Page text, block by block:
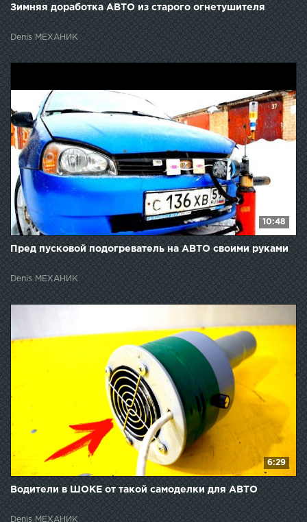
Зимняя доработка АВТО из старого огнетушителя
Denis МЕХАНИК
10:48
Пред пусковой подогреватель на АВТО своими руками
Denis МЕХАНИК
6:29
Водители в ШОКЕ от такой самоделки для АВТО
Denis МЕХАНИК